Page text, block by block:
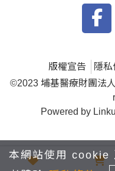
版權宣告 隱
©2023 埔基醫療財團法
Powered by
本網站使用 cookie